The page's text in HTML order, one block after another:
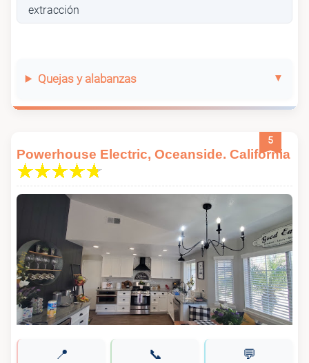
extracción
Quejas y alabanzas
5
Powerhouse Electric, Oceanside. California
📍 📞 💬